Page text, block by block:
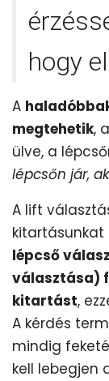
hogy
A
megtehetik,
ülve, a
lépcsőn jár,
A lift
kitartásunkat
lépcső
választása)
kitartást,
A kérdés
mindig
kell lebegjen